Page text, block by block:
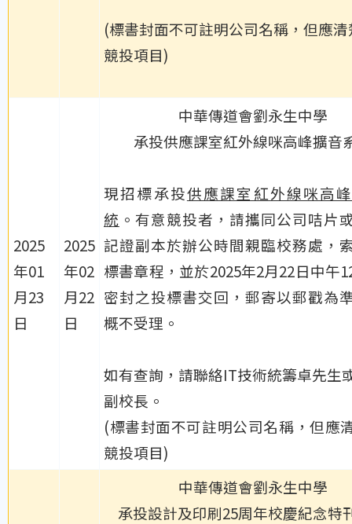
(標書封面不可註明公司名稱，但應
競投項目)
2025
年01
月23
日
2025
年02
月22
日
中華傳道會劉永生中學
承投供應課室紅外線咪高峰擴音
現招標承投供應課室紅外線咪高
統 。有意競投者，請攜同公司咭片
記證副本於辦公時間親臨校務處，
標書章程，並於2025年2月22日中午
密封之投標書交回，郵寄以郵戳為
概不受理。
如有查詢， 請聯絡IT技術統籌卓先生
副校長。
(標書封面不可註明公司名稱，但應
競投項目)
中華傳道會劉永生中學
承投設計及印刷25周年校慶紀念特